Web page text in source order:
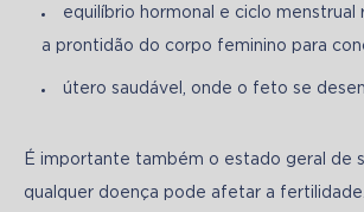
equilíbrio hormonal e ciclo menstrual
a prontidão do corpo feminino para
útero saudável, onde o feto se
É importante também o estado geral de
qualquer doença pode afetar a